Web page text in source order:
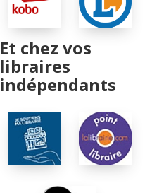
Et chez vos
libraires
indépendants